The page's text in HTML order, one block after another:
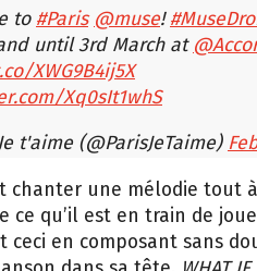
to #Paris @muse!
until 3rd March at
XWG9B4ij5X
Xq0sIt1whS
t'aime (@ParisJeTaime)
chanter une mélodie tout
ce qu’il est en train de
ceci en composant sans